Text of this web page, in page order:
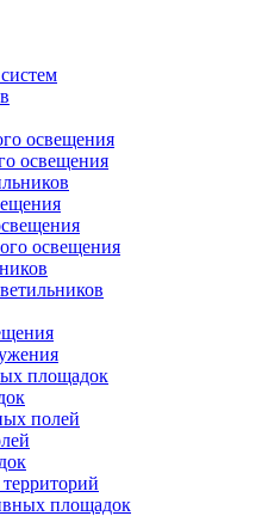
освещения
освещения
освещения
площадок
полей
площадок